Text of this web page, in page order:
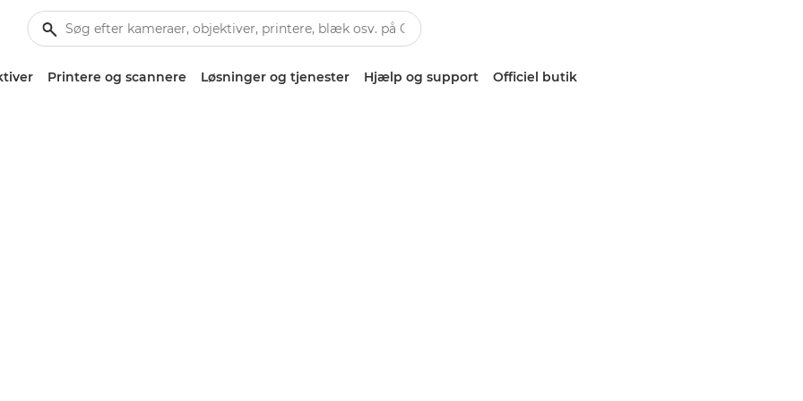
Printere og scannere Løsninger og tjenester Hjælp og support Officiel butik